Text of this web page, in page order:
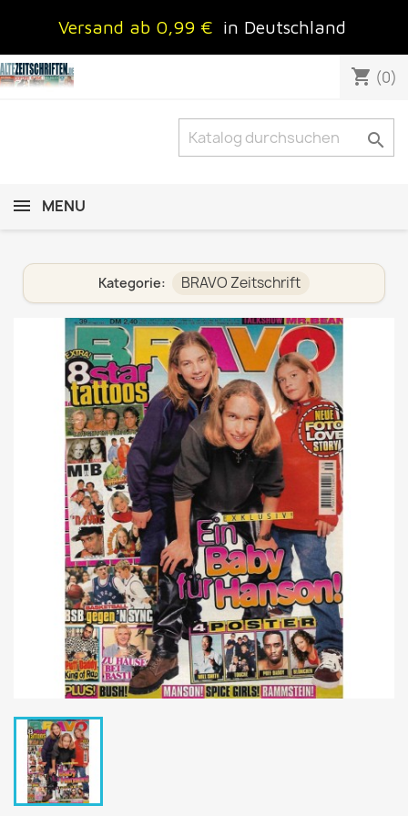
Versand ab 0,99 € in Deutschland
shopping_cart (0)

MENU
Kategorie: BRAVO Zeitschrift